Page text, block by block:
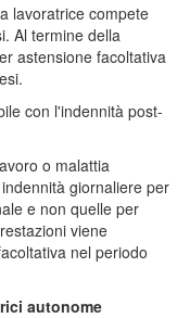
lavoratrice compete
Al termine della
astensione facoltativa
con l'indennità post-
o malattia
giornaliere per
e non quelle per
viene
nel periodo
autonome